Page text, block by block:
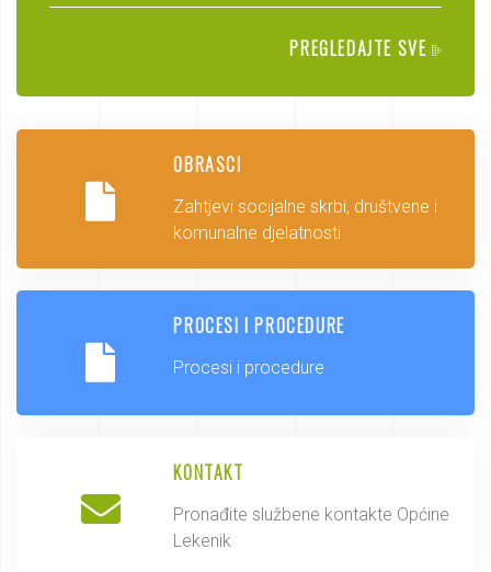
PREGLEDAJTE SVE
OBRASCI
Zahtjevi socijalne skrbi, društvene i
komunalne djelatnosti
PROCESI I PROCEDURE
Procesi i procedure
KONTAKT
Pronađite službene kontakte Općine
Lekenik